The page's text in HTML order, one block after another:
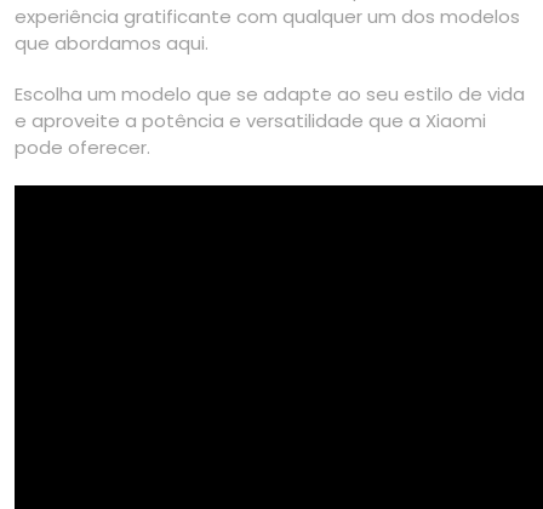
experiência gratificante com qualquer um dos modelos
que abordamos aqui.
Escolha um modelo que se adapte ao seu estilo de vida
e aproveite a potência e versatilidade que a Xiaomi
pode oferecer.